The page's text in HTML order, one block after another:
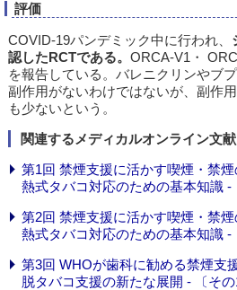
評価
COVID-19パンデミック中に行われ、
認したRCTである。 ORCA-V1・
を報告している。バレニクリンやブ
副作用がないわけではないが、副作
も少ないという。
関連するメディカルオンライン文献
第1回 禁煙支援に活かす喫煙・禁
熱式タバコ対応のための基本知識 -
第2回 禁煙支援に活かす喫煙・禁
熱式タバコ対応のための基本知識 -
第3回 WHOが歯科に勧める禁煙支
脱タバコ支援の新たな展開 - 〔その